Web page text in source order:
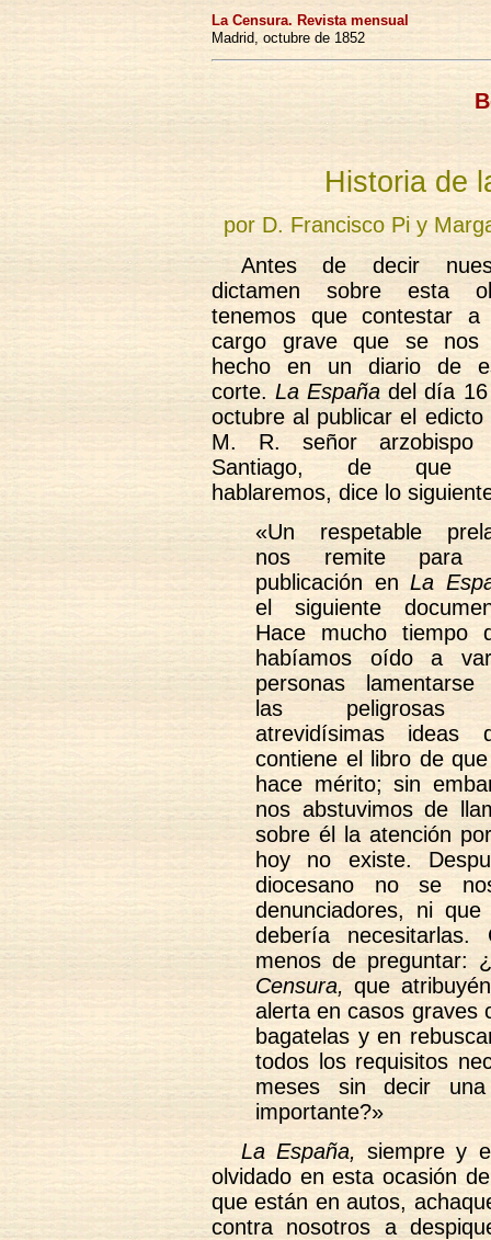
La Censura. Revista mensual
Madrid, octubre de 1852
Historia de
por D. Francisco Pi y
Antes de decir
dictamen sobre esta
tenemos que contestar a
cargo grave que se nos
hecho en un diario de
corte.La España del día
octubre al publicar el edicto
M. R. señor arzobispo
Santiago, de que
hablaremos, dice lo
«Un respetable
nos remite para
publicación enLa
el siguiente
Hace mucho tiempo
habíamos oído a
personas lamentarse
las
atrevidísimas ideas
contiene el libro de
hace mérito; sin
nos abstuvimos de
sobre él la atención
hoy no existe.
diocesano no se
denunciadores, ni
debería
menos de preguntar:
Censura, que
alerta en casos graves
bagatelas y en
todos los requisitos
meses sin decir
importante?»
La España, siempre y
olvidado en esta ocasión
que están en autos,
contra nosotros a